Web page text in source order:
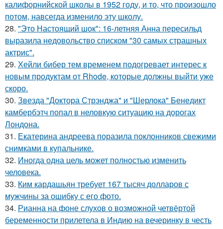
калифорнийской школы в 1952 году, и то, что произошло
потом, навсегда изменило эту школу.
28. "Это Настоящий шок": 16-летняя Анна пересильд
выразила недовольство списком "30 самых страшных
актрис".
29. Хейли бибер тем временем подогревает интерес к
новым продуктам от Rhode, которые должны выйти уже
скоро.
30. Звезда "Доктора Стрэнджа" и "Шерлока" Бенедикт
камбербэтч попал в неловкую ситуацию на дорогах
Лондона.
31. Екатерина андреева поразила поклонников свежими
снимками в купальнике.
32. Иногда одна цель может полностью изменить
человека.
33. Ким кардашьян требует 167 тысяч долларов с
мужчины за ошибку с его фото.
34. Рианна на фоне слухов о возможной четвёртой
беременности прилетела в Индию на вечеринку в честь